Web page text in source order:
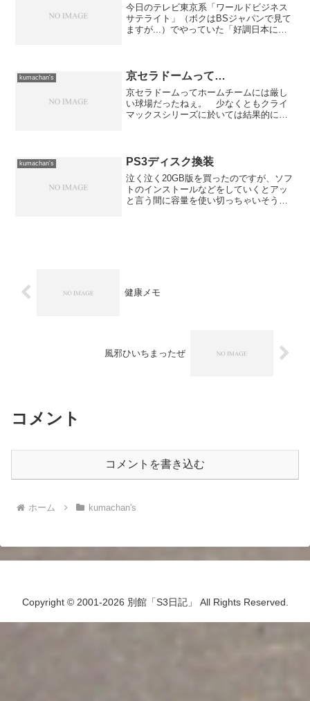
今日のテレビ東京系「ワールドビジネス
サテライト」（ボクはBSジャパンで見て
ますが...）でやっていた「好調日本に潜
一部ウチの会社にも当...
kumachan's 京セラドームって…
京セラドームってホームチームには厳し
い球場だったねぇ。 少なくともクライ
マックスシリーズに於いては結果的に厳
は甲子園球場が使...
kumachan's PS3ディスク換装
泣く泣く20GB版を買ったのですが、ソフ
トのインストールなどをしていくとアッ
と言う間に容量を使い切っちゃいそうな
健康メモ
風邪ひいちまったぜ
コメント
コメントを書き込む
ホーム kumachan's
Copyright © 2001-2026 別館「S3日記」 All Rights Reserved.